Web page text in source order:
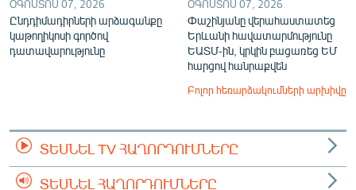
ՕԳՈՍՏՈՍ 07, 2026
Ընդդիմադիրների արձագանքը
կաթողիկոսի գործով
դատավարությունը
ՕԳՈՍՏՈՍ 07, 2026
Փաշինյանը վերահաստատեց
Երևանի հավատարմությունը
ԵԱՏՄ-ին, կրկին բացառեց ԵՄ
հարցով հանրաքվեն
Բոլոր հեռարձակումների արխիվը
ՏԵՍՆԵԼ TV ՀԱՂՈՐԴՈՒՄՆԵՐԸ
ՏԵՍՆԵԼ ՀԱՂՈՐԴՈՒՄՆԵՐԸ